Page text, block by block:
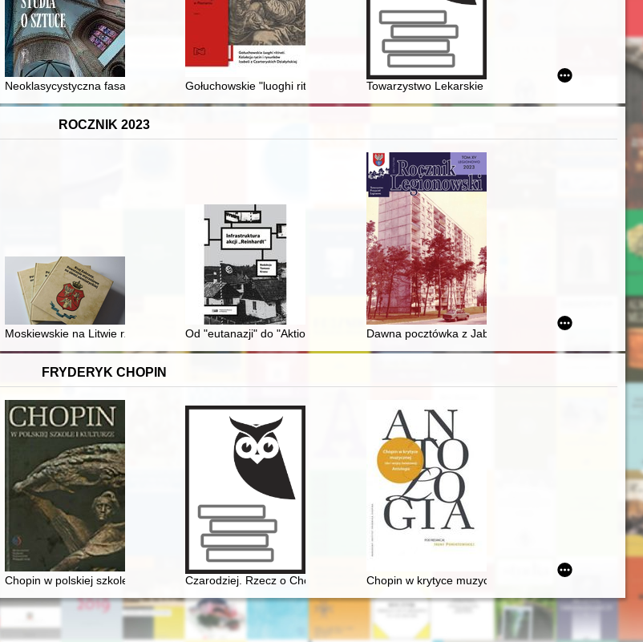
kamienicy rodziny Łochowskich w Bydgoszczy
Neoklasycystyczna fasada katedry poznańskiejGołuchowskie "luoghi ritirati" : kolekcja rycin i rysunków Izabeli z Czartoryskich Działyńskiej
Towarzystwo Lekarskie Warszawskie 1820-2020
ROCZNIK 2023
w przedwojennych i powojennych lwowskich piosenkach
Moskiewskie na Litwie rządy 1863-1869 : dalszy niejako ciąg Czarnej księgi przez autora "Powieści o Horożanie" : [fragment]
Od "eutanazji" do "Aktion Reinhardt" - próba nowego spojrzenia na eksterminację w
Dawna pocztówka z Jabłonny - recenzja]
FRYDERYK CHOPIN
Chopin w polskiej szkole i kulturze Czarodziej. Rzecz o Chopinie [1810-1849]Chopin w krytyce muzycznej (do I wojny światowej).